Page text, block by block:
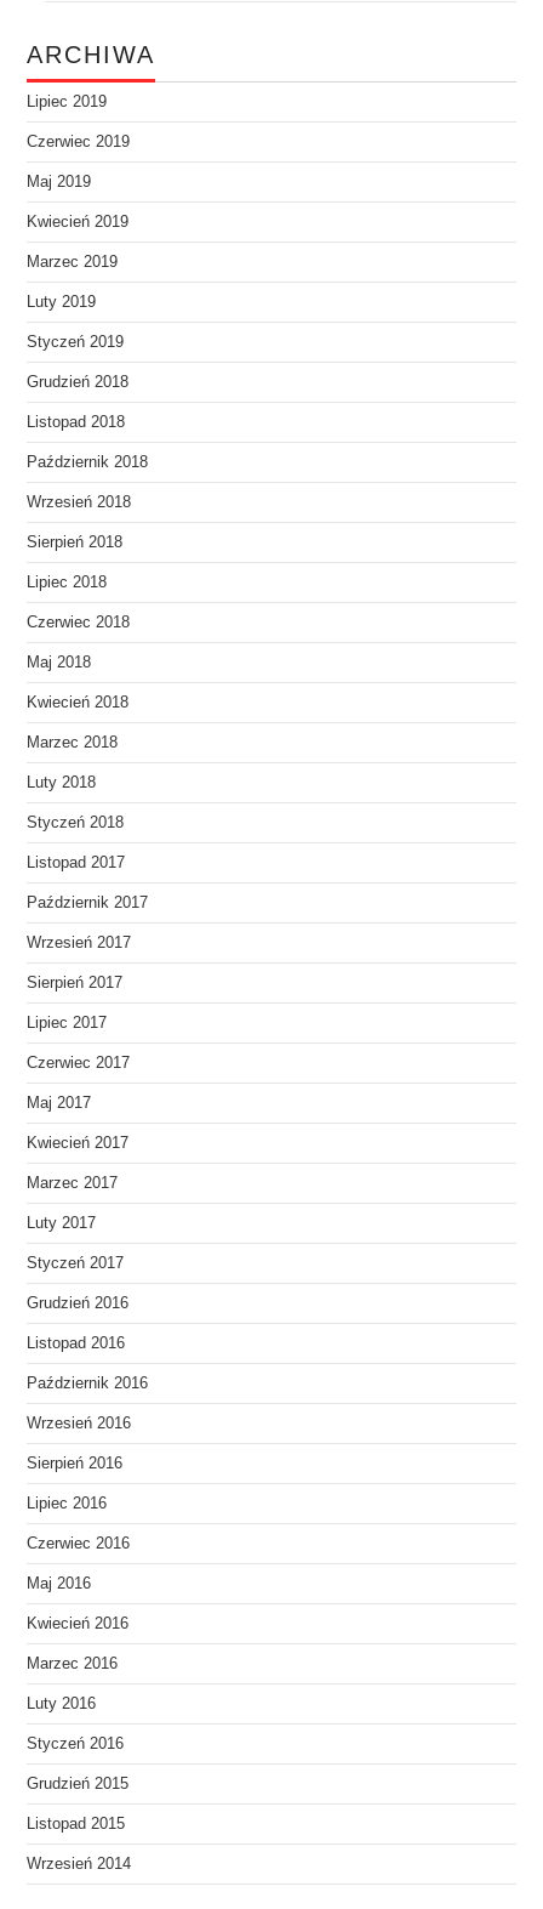
ARCHIWA
Lipiec 2019
Czerwiec 2019
Maj 2019
Kwiecień 2019
Marzec 2019
Luty 2019
Styczeń 2019
Grudzień 2018
Listopad 2018
Październik 2018
Wrzesień 2018
Sierpień 2018
Lipiec 2018
Czerwiec 2018
Maj 2018
Kwiecień 2018
Marzec 2018
Luty 2018
Styczeń 2018
Listopad 2017
Październik 2017
Wrzesień 2017
Sierpień 2017
Lipiec 2017
Czerwiec 2017
Maj 2017
Kwiecień 2017
Marzec 2017
Luty 2017
Styczeń 2017
Grudzień 2016
Listopad 2016
Październik 2016
Wrzesień 2016
Sierpień 2016
Lipiec 2016
Czerwiec 2016
Maj 2016
Kwiecień 2016
Marzec 2016
Luty 2016
Styczeń 2016
Grudzień 2015
Listopad 2015
Wrzesień 2014